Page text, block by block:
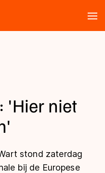
'Hier niet
stond zaterdag
bij de Europese